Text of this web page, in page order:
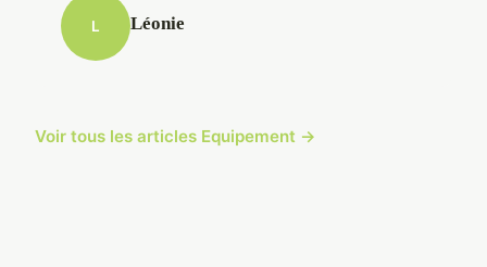
L Léonie
Voir tous les articles Equipement →